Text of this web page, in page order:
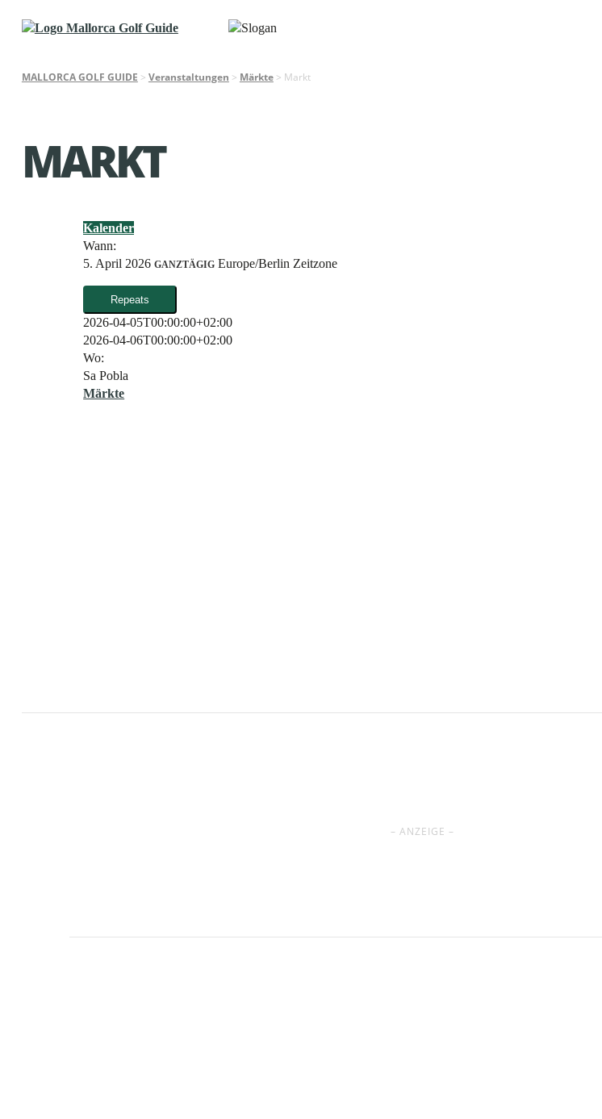
MALLORCA GOLF GUIDE > Veranstaltungen > Märkte> Markt
MARKT
Kalender
Wann:
5. April 2026GANZTÄGIG Europe/Berlin Zeitzone
Repeats
2026-04-05T00:00:00+02:00
2026-04-06T00:00:00+02:00
Wo:
Sa Pobla
Märkte
– ANZEIGE –